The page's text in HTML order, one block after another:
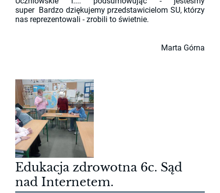
super Bardzo dziękujemy przedstawicielom SU, którzy
nas reprezentowali - zrobili to świetnie.
Marta Górna
Edukacja zdrowotna 6c. Sąd
nad Internetem.